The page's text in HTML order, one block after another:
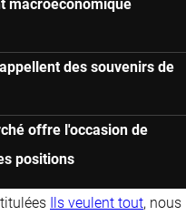
macroéconomique
des souvenirs de
offre l'occasion de
positions
Ils veulent tout, nous